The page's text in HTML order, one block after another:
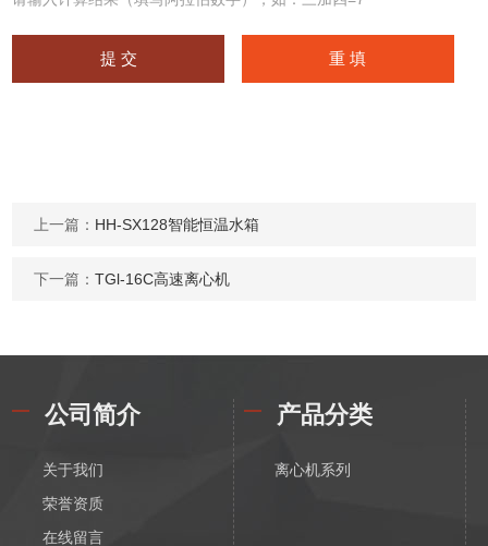
上一篇： HH-SX128智能恒温水箱
下一篇：TGl-16C高速离心机
公司简介
关于我们
荣誉资质
在线留言
产品分类
离心机系列